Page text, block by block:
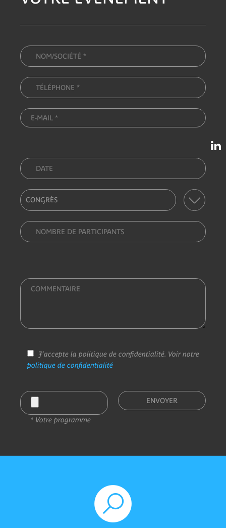
CONGRÈS
J’accepte la politique de confidentialité. Voir notre
politique de confidentialité
* Votre programme